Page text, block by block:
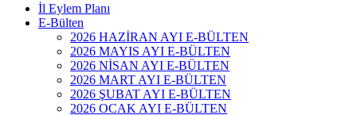
İl Eylem Planı
E-Bülten
2026 HAZİRAN AYI E-BÜLTEN
2026 MAYIS AYI E-BÜLTEN
2026 NİSAN AYI E-BÜLTEN
2026 MART AYI E-BÜLTEN
2026 ŞUBAT AYI E-BÜLTEN
2026 OCAK AYI E-BÜLTEN